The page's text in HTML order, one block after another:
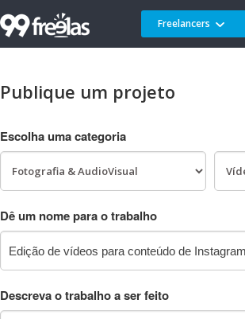
Freelancers
Publique um projeto
Escolha uma categoria
Dê um nome para o trabalho
Descreva o trabalho a ser feito